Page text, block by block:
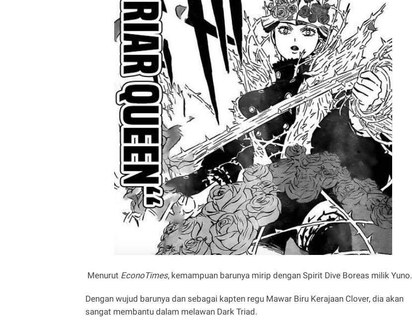
Menurut EconoTimes, kemampuan barunya mirip dengan Spirit Dive Boreas milik Yuno.
Dengan wujud barunya dan sebagai kapten regu Mawar Biru Kerajaan Clover, dia akan
sangat membantu dalam melawan Dark Triad.